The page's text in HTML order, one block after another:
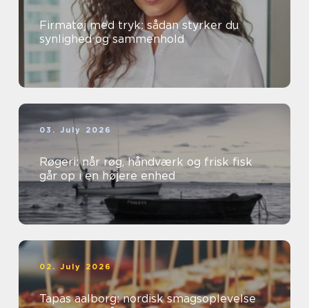
Firmatøj med tryk: sådan styrker du
synlighed og sammenhold
03. July 2026
Røgeri: når røg, håndværk og frisk fisk
går op i en højere enhed
02. July 2026
Tapas aalborg: nordisk smagsoplevelse